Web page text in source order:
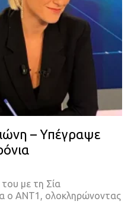
– Υπέγραψε
με τη Σία
ο ΑΝΤ1, ολοκληρώνοντας